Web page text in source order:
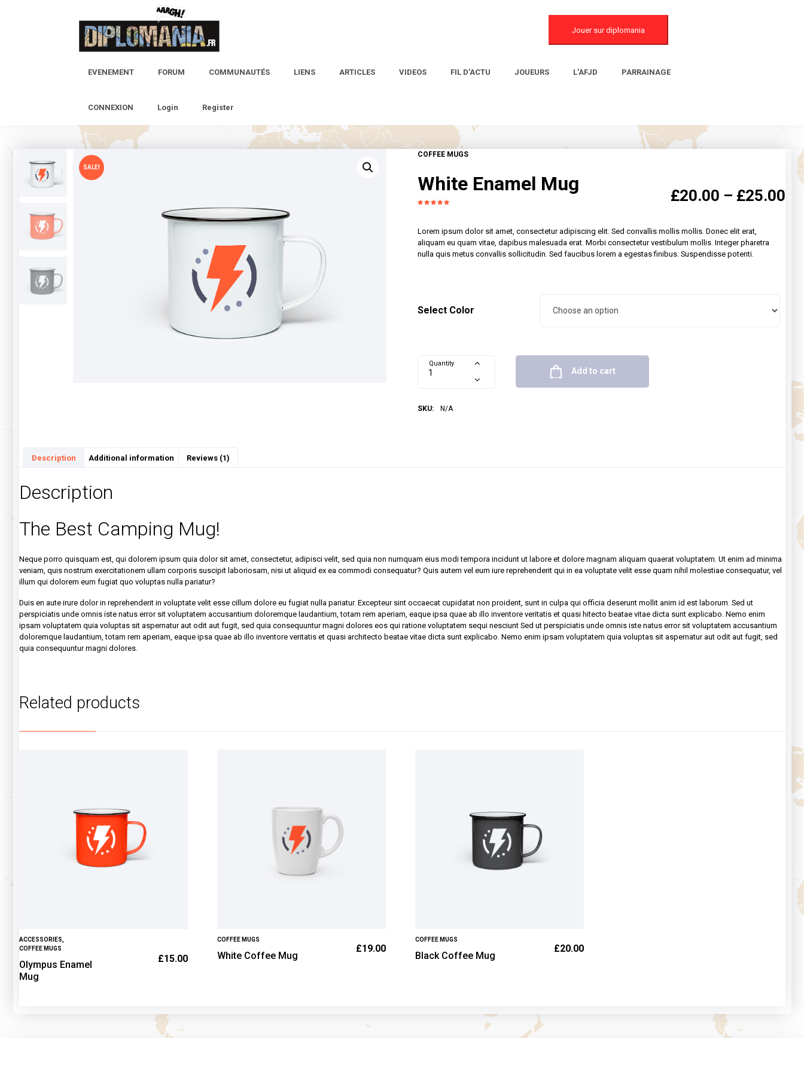
Jouer sur diplomania
EVENEMENT FORUM COMMUNAUTÉS LIENS ARTICLES VIDEOS FIL D’ACTU JOUEURS L’AFJD PARRAINAGE
CONNEXION Login Register
SALE!
COFFEE MUGS
White Enamel Mug
£20.00 – £25.00
Lorem ipsum dolor sit amet, consectetur adipiscing elit. Sed convallis mollis mollis. Donec elit erat,
aliquam eu quam vitae, dapibus malesuada erat. Morbi consectetur vestibulum mollis. Integer pharetra
nulla quis metus convallis sollicitudin. Sed faucibus lorem a egestas finibus. Suspendisse potenti.
Select Color
Quantity
Add to cart
SKU: N/A
Description Additional information Reviews (1)
Description
The Best Camping Mug!
Neque porro quisquam est, qui dolorem ipsum quia dolor sit amet, consectetur, adipisci velit, sed quia non numquam eius modi tempora incidunt ut labore et dolore magnam aliquam quaerat voluptatem. Ut enim ad minima
veniam, quis nostrum exercitationem ullam corporis suscipit laboriosam, nisi ut aliquid ex ea commodi consequatur? Quis autem vel eum iure reprehenderit qui in ea voluptate velit esse quam nihil molestiae consequatur, vel
illum qui dolorem eum fugiat quo voluptas nulla pariatur?
Duis en aute irure dolor in reprehenderit in voluptate velit esse cillum dolore eu fugiat nulla pariatur. Excepteur sint occaecat cupidatat non proident, sunt in culpa qui officia deserunt mollit anim id est laborum. Sed ut
perspiciatis unde omnis iste natus error sit voluptatem accusantium doloremque laudantium, totam rem aperiam, eaque ipsa quae ab illo inventore veritatis et quasi hitecto beatae vitae dicta sunt explicabo. Nemo enim
ipsam voluptatem quia voluptas sit aspernatur aut odit aut fugit, sed quia consequuntur magni dolores eos qui ratione voluptatem sequi nesciunt Sed ut perspiciatis unde omnis iste natus error sit voluptatem accusantium
doloremque laudantium, totam rem aperiam, eaque ipsa quae ab illo inventore veritatis et quasi architecto beatae vitae dicta sunt explicabo. Nemo enim ipsam voluptatem quia voluptas sit aspernatur aut odit aut fugit, sed
quia consequuntur magni dolores.
Related products
ACCESSORIES
COFFEE MUGS
Olympus Enamel
Mug
£15.00
COFFEE MUGS
White Coffee Mug
£19.00
COFFEE MUGS
Black Coffee Mug
£20.00